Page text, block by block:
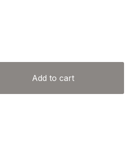
Add to cart